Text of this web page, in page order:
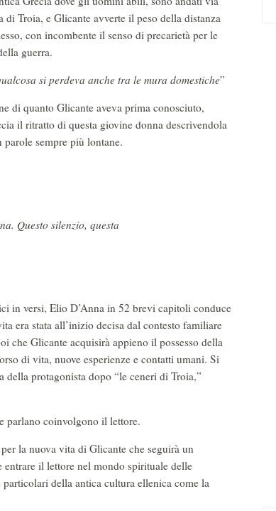
di Troia, e Glicante avverte il peso della distanza
con incombente il senso di precarietà per le
guerra.
si perdeva anche tra le mura domestiche”
di quanto Glicante aveva prima conosciuto,
il ritratto di questa giovine donna descrivendola
sempre più lontane.
Questo silenzio, questa
in versi, Elio D’Anna in 52 brevi capitoli conduce
era stata all’inizio decisa dal contesto familiare
che Glicante acquisirà appieno il possesso della
di vita, nuove esperienze e contatti umani. Si
della protagonista dopo “le ceneri di Troia,”
parlano coinvolgono il lettore.
la nuova vita di Glicante che seguirà un
entrare il lettore nel mondo spirituale delle
della antica cultura ellenica come la